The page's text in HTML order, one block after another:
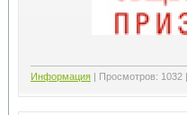
Информация| Просмотров: 1032|